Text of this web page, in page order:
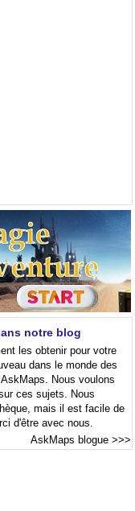
notre blog
les obtenir pour votre
dans le monde des
Nous voulons
ces sujets. Nous
mais il est facile de
d'être avec nous.
AskMaps blogue >>>